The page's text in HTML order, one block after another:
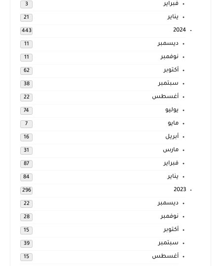
فبراير 3
يناير 21
2024
443
ديسمبر 11
نوفمبر 11
أكتوبر 62
سبتمبر 38
أغسطس 22
يوليو 74
مايو 7
أبريل 16
مارس 31
فبراير 87
يناير 84
2023
296
ديسمبر 22
نوفمبر 28
أكتوبر 15
سبتمبر 39
أغسطس 15